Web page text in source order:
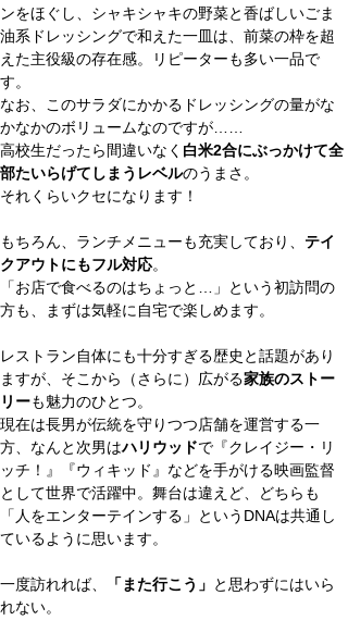
ンをほぐし、シャキシャキの野菜と香ばしいごま
油系ドレッシングで和えた一皿は、前菜の枠を超
えた主役級の存在感。リピーターも多い一品で
す。
なお、このサラダにかかるドレッシングの量がな
かなかのボリュームなのですが……
高校生だったら間違いなく 白米2合にぶっかけて全
部たいらげてしまうレベルのうまさ。
それくらいクセになります！
もちろん、ランチメニューも充実しており、 テイ
クアウトにもフル対応。
「お店で食べるのはちょっと…」という初訪問の
方も、まずは気軽に自宅で楽しめます。
レストラン自体にも十分すぎる歴史と話題があり
ますが、そこから（さらに）広がる家族のストー
リーも魅力のひとつ。
現在は長男が伝統を守りつつ店舗を運営する一
方、なんと次男はハリウッドで『クレイジー・リ
ッチ！』『ウィキッド』などを手がける映画監督
として世界で活躍中。舞台は違えど、どちらも
「人をエンターテインする」というDNAは共通し
ているように思います。
一度訪れれば、 「また行こう」 と思わずにはいら
れない。